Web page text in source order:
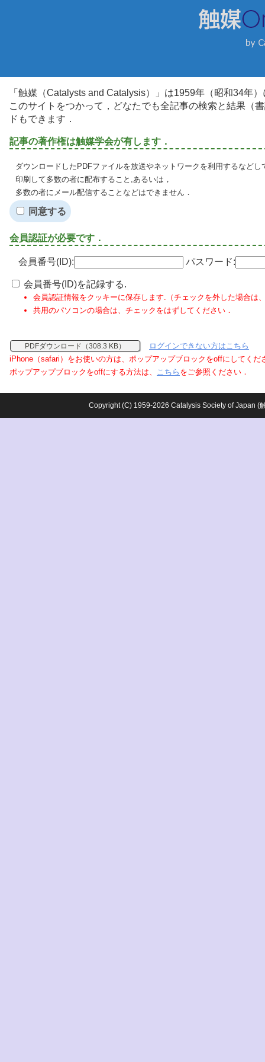
「触媒（Catalysts and Catalysis）」は1959年（昭和34年
このサイトをつかって，どなたでも全記事の検索と結果（
ドもできます．
記事の著作権は触媒学会が有します．
ダウンロードしたPDFファイルを放送やネットワークを利用するなど
印刷して多数の者に配布すること,あるいは，
多数の者にメール配信することなどはできません．
同意する
会員認証が必要です．
会員番号(ID): パスワード:
会員番号(ID)を記録する.
会員認証情報をクッキーに保存します.（チェックを外した場合は
共用のパソコンの場合は、チェックをはずしてください．
PDFダウンロード（308.3 KB）
ログインできない方はこちら
iPhone（safari）をお使いの方は、ポップアップブロックをoffにしてくだ
ポップアップブロックをoffにする方法は、 こちら をご参照ください．
Copyright (C) 1959-2026 Catalysis Society of Japan (